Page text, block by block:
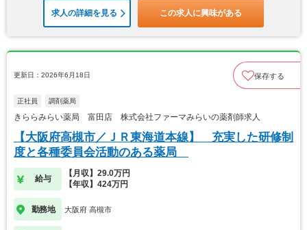
求人の詳細を見る この求人に興味がある
更新日：2026年6月18日 保存する
正社員 調剤薬局
きららみらい薬局 富田店 株式会社ファーマみらいの薬剤師求人
【大阪府高槻市／ＪＲ東海道本線】 充実した研修制
度と各種委員会活動のある薬局
給与
【月収】29.0万円
【年収】424万円
勤務地 大阪府 高槻市